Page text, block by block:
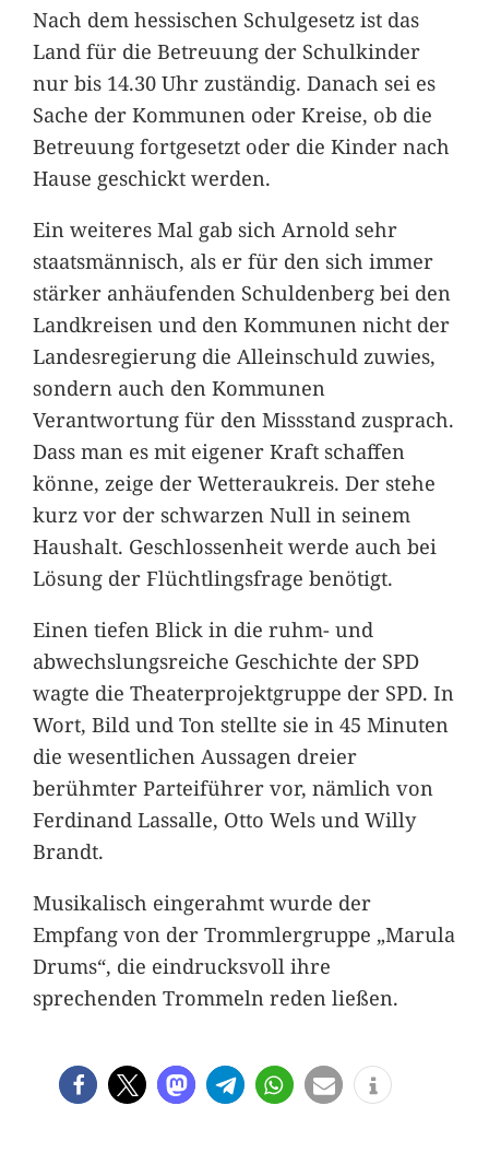
Nach dem hessischen Schulgesetz ist das
Land für die Betreuung der Schulkinder
nur bis 14.30 Uhr zuständig. Danach sei es
Sache der Kommunen oder Kreise, ob die
Betreuung fortgesetzt oder die Kinder nach
Hause geschickt werden.
Ein weiteres Mal gab sich Arnold sehr
staatsmännisch, als er für den sich immer
stärker anhäufenden Schuldenberg bei den
Landkreisen und den Kommunen nicht der
Landesregierung die Alleinschuld zuwies,
sondern auch den Kommunen
Verantwortung für den Missstand zusprach.
Dass man es mit eigener Kraft schaffen
könne, zeige der Wetteraukreis. Der stehe
kurz vor der schwarzen Null in seinem
Haushalt. Geschlossenheit werde auch bei
Lösung der Flüchtlingsfrage benötigt.
Einen tiefen Blick in die ruhm- und
abwechslungsreiche Geschichte der SPD
wagte die Theaterprojektgruppe der SPD. In
Wort, Bild und Ton stellte sie in 45 Minuten
die wesentlichen Aussagen dreier
berühmter Parteiführer vor, nämlich von
Ferdinand Lassalle, Otto Wels und Willy
Brandt.
Musikalisch eingerahmt wurde der
Empfang von der Trommlergruppe „Marula
Drums“, die eindrucksvoll ihre
sprechenden Trommeln reden ließen.